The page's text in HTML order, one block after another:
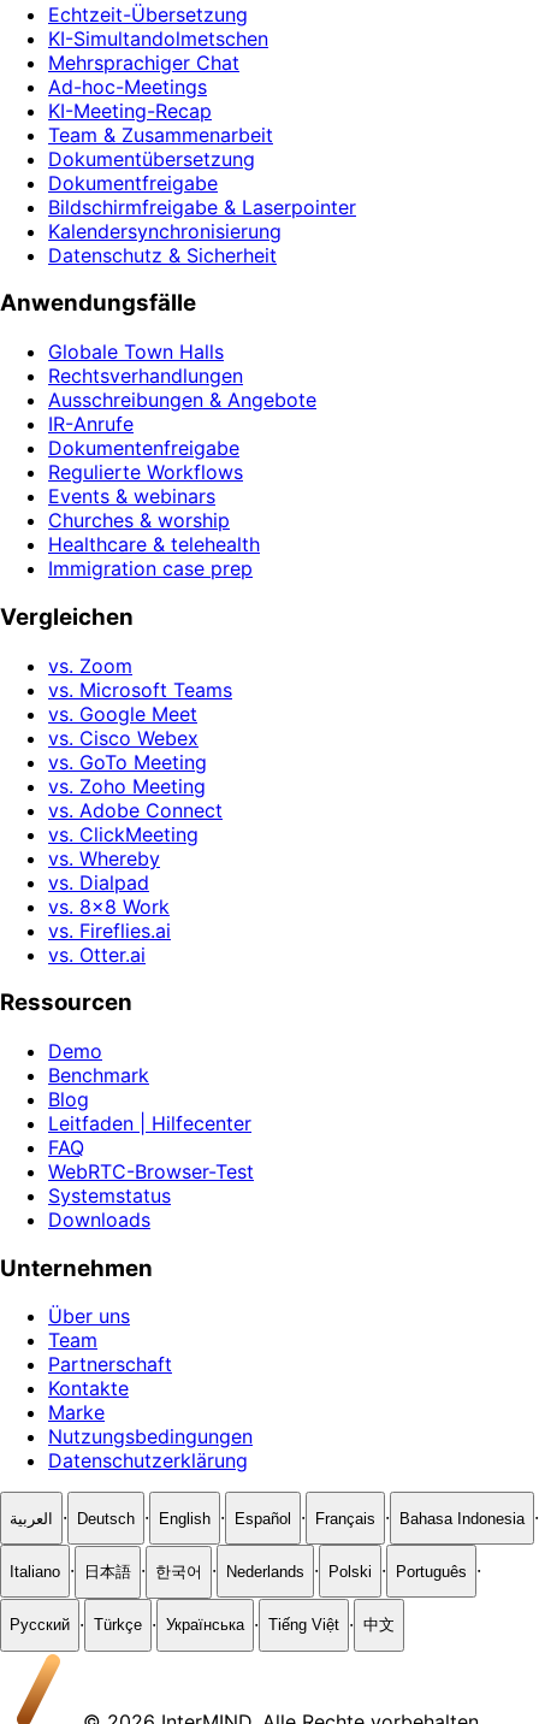
Echtzeit-Übersetzung
KI-Simultandolmetschen
Mehrsprachiger Chat
Ad-hoc-Meetings
KI-Meeting-Recap
Team & Zusammenarbeit
Dokumentübersetzung
Dokumentfreigabe
Bildschirmfreigabe & Laserpointer
Kalendersynchronisierung
Datenschutz & Sicherheit
Anwendungsfälle
Globale Town Halls
Rechtsverhandlungen
Ausschreibungen & Angebote
IR-Anrufe
Dokumentenfreigabe
Regulierte Workflows
Events & webinars
Churches & worship
Healthcare & telehealth
Immigration case prep
Vergleichen
vs. Zoom
vs. Microsoft Teams
vs. Google Meet
vs. Cisco Webex
vs. GoTo Meeting
vs. Zoho Meeting
vs. Adobe Connect
vs. ClickMeeting
vs. Whereby
vs. Dialpad
vs. 8x8 Work
vs. Fireflies.ai
vs. Otter.ai
Ressourcen
Demo
Benchmark
Blog
Leitfaden | Hilfecenter
FAQ
WebRTC-Browser-Test
Systemstatus
Downloads
Unternehmen
Über uns
Team
Partnerschaft
Kontakte
Marke
Nutzungsbedingungen
Datenschutzerklärung
العربية · Deutsch · English · Español · Français · Bahasa Indonesia ·
Italiano · 日本語 · 한국어 · Nederlands · Polski · Português ·
Русский · Türkçe · Українська · Tiếng Việt · 中文